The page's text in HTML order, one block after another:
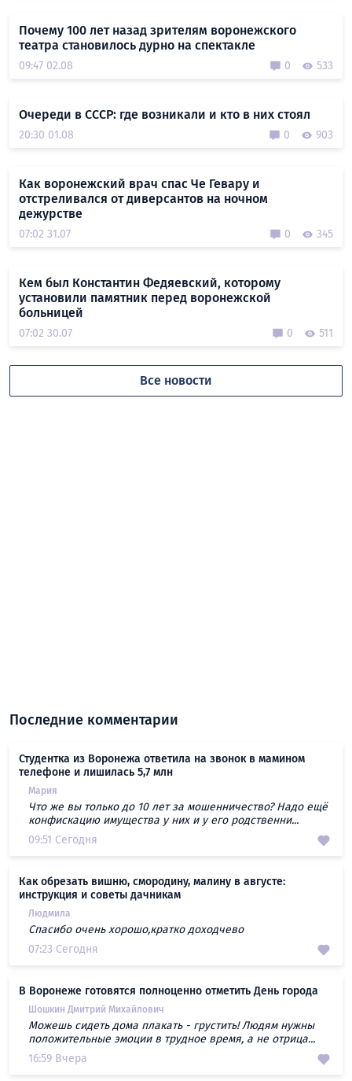
Почему 100 лет назад зрителям воронежского
театра становилось дурно на спектакле
09:47 02.08 0 533
Очереди в СССР: где возникали и кто в них стоял
20:30 01.08 0 903
Как воронежский врач спас Че Гевару и
отстреливался от диверсантов на ночном
дежурстве
07:02 31.07 0 345
Кем был Константин Федяевский, которому
установили памятник перед воронежской
больницей
07:02 30.07 0 511
Все новости
Последние комментарии
Студентка из Воронежа ответила на звонок в мамином
телефоне и лишилась 5,7 млн
Мария
Что же вы только до 10 лет за мошенничество? Надо ещё
конфискацию имущества у них и у его родственни...
09:51 Сегодня
Как обрезать вишню, смородину, малину в августе:
инструкция и советы дачникам
Людмила
Спасибо очень хорошо,кратко доходчево
07:23 Сегодня
В Воронеже готовятся полноценно отметить День города
Шошкин Дмитрий Михайлович
Можешь сидеть дома плакать - грустить! Людям нужны
положительные эмоции в трудное время, а не отрица...
16:59 Вчера